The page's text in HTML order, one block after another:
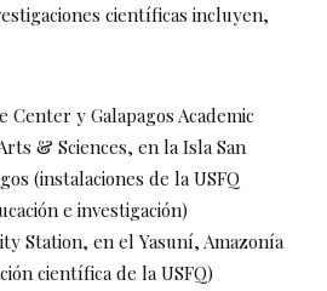
científicas incluyen,
Center y Galapagos Academic
& Sciences, en la Isla San
(instalaciones de la USFQ
e investigación)
Station, en el Yasuní, Amazonía
científica de la USFQ)